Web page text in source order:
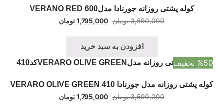
کوله پشتی روزانه جورنادا مدلVERANO RED 600
3,590,000 تومان 1,795,000تومان
افزودن به سبد خرید
%50 تخفیف
کوله پشتی روزانه مدل جورنادا VERARO OLIVE GREEN 410
3,590,000 تومان 1,795,000تومان